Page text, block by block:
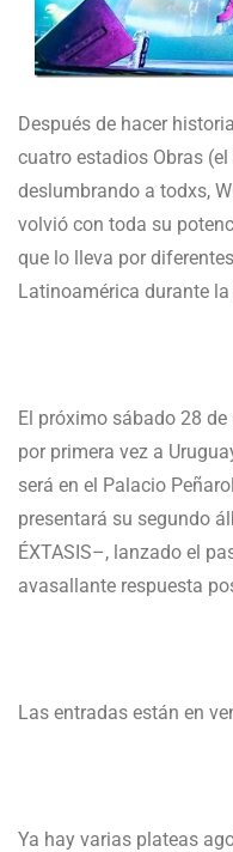
Después de hacer
cuatro estadios Obras
deslumbrando a todxs,
volvió con toda su
que lo lleva por
Latinoamérica durante
El próximo sábado 28
por primera vez a
será en el Palacio
presentará su segundo
ÉXTASIS–, lanzado el
avasallante respuesta
Las entradas están en
Ya hay varias plateas